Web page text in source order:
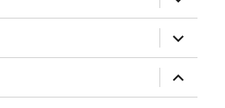
le
sous-
menu
ouvrir
le
sous-
menu
ouvrir
le
sous-